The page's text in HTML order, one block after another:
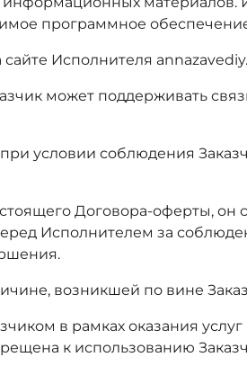
программное
сайте Исполнителя
может поддерживать
условии соблюдения
Договора-оферты,
Исполнителем за
возникшей по вине
в рамках оказания
к использованию